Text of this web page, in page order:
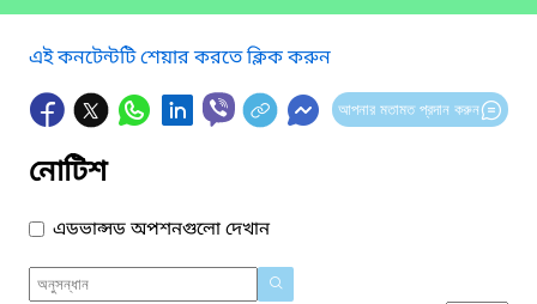
এই কনটেন্টটি শেয়ার করতে ক্লিক করুন
আপনার মতামত প্রদান করুন
নোটিশ
এডভান্সড অপশনগুলো দেখান